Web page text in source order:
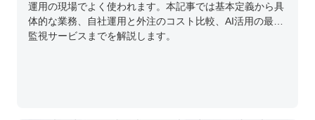
運用の現場でよく使われます。本記事では基本定義から具
体的な業務、自社運用と外注のコスト比較、AI活用の最新
監視サービスまでを解説します。